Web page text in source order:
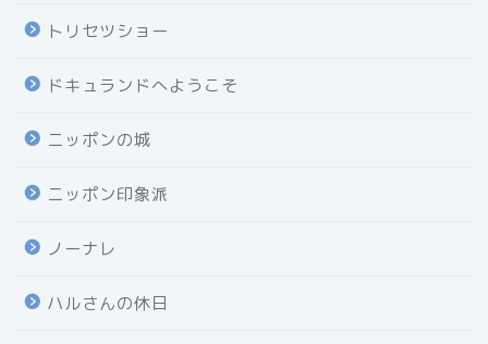
トリセツショー
ドキュランドへようこそ
ニッポンの城
ニッポン印象派
ノーナレ
ハルさんの休日